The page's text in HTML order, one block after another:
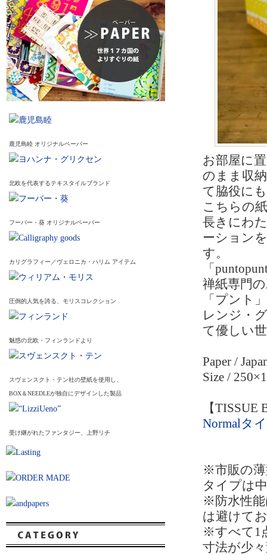
鹿児島睦 オリジナルペーパー
北欧を代表するテキスタイルブランド
フーバー・葵 オリジナルペーパー
カリグラフィー／ヴェロニカ・ハリム アイテム
圧倒的人気を誇る、モリスコレクション
魅惑の北欧・フィンランドより
スヴェンスクト・テン社の壁紙を使用し、
BOX＆NEEDLEが独自にデザインした製品
受け継がれたファンタジー、上野リチ
お部屋に
のまま収
て脇役に
こちらの
長きにわ
ーション
す。
「
禅紙専門
「プント
レンジ・
て優しい
Paper /
Size /
【
Normalタ
※市販の
タイプは
※防水性
は避けて
※すべて1
寸法が少